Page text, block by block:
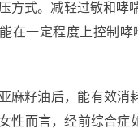
方式。减轻过敏和哮
在一定程度上控制
麻籽油后，能有效消
性而言，经前综合症